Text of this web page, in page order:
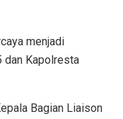
menjadi
dan Kapolresta
Bagian Liaison